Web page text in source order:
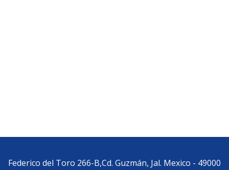
Federico del Toro 266-B,Cd. Guzmán, Jal. Mexico - 49000